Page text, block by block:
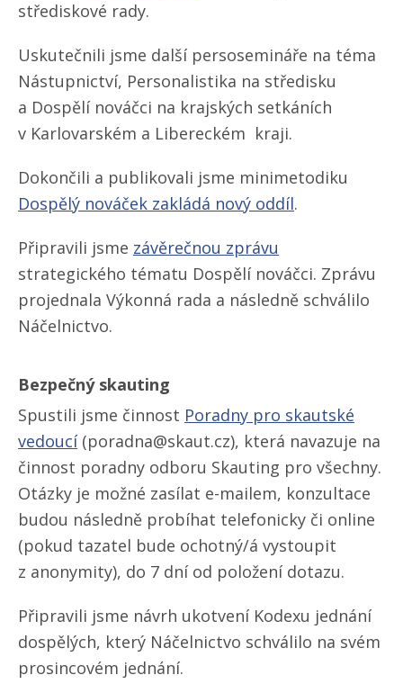
střediskové rady.
Uskutečnili jsme další persosemináře na téma
Nástupnictví, Personalistika na středisku
a Dospělí nováčci na krajských setkáních
v Karlovarském a Libereckém kraji.
Dokončili a publikovali jsme minimetodiku
Dospělý nováček zakládá nový oddíl.
Připravili jsme závěrečnou zprávu
strategického tématu Dospělí nováčci. Zprávu
projednala Výkonná rada a následně schválilo
Náčelnictvo.
Bezpečný skauting
Spustili jsme činnost Poradny pro skautské
vedoucí(poradna@skaut.cz), která navazuje na
činnost poradny odboru Skauting pro všechny.
Otázky je možné zasílat e-mailem, konzultace
budou následně probíhat telefonicky či online
(pokud tazatel bude ochotný/á vystoupit
z anonymity), do 7 dní od položení dotazu.
Připravili jsme návrh ukotvení Kodexu jednání
dospělých, který Náčelnictvo schválilo na svém
prosincovém jednání.